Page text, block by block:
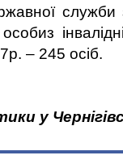
служби
– 245 осіб.
у